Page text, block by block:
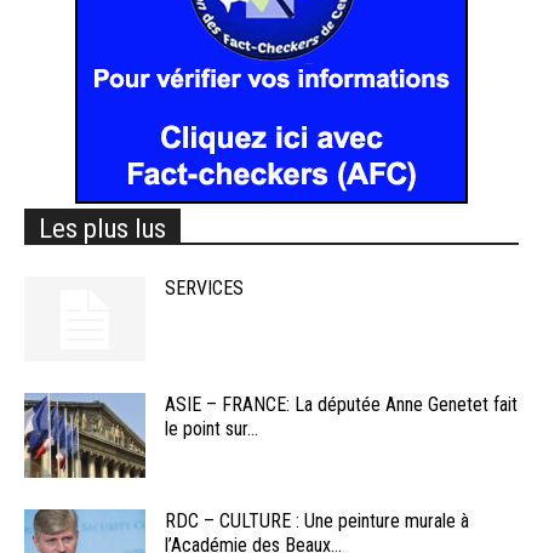
Les plus lus
SERVICES
ASIE – FRANCE: La députée Anne Genetet fait
le point sur...
RDC – CULTURE : Une peinture murale à
l’Académie des Beaux...